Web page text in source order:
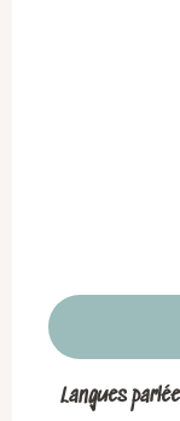
Langues
Langues